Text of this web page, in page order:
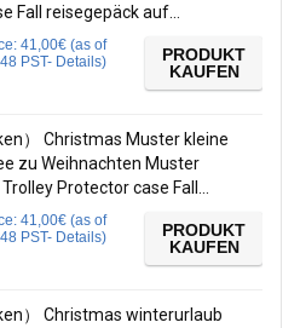
Fall reisegepäck auf…
41,00€ (as of
PST- Details)
PRODUKT
KAUFEN
） Christmas Muster kleine
zu Weihnachten Muster
Protector case Fall…
41,00€ (as of
PST- Details)
PRODUKT
KAUFEN
） Christmas winterurlaub